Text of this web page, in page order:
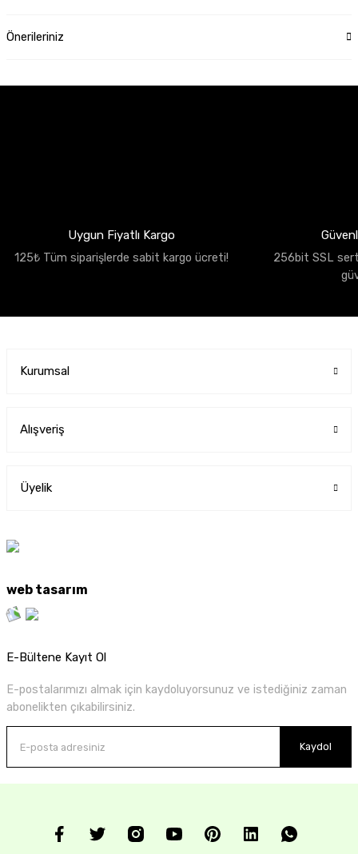
Önerileriniz
Uygun Fiyatlı Kargo
125₺ Tüm siparişlerde sabit kargo ücreti!
256bit SSL
Kurumsal
Alışveriş
Üyelik
web tasarım
E-Bültene Kayıt Ol
E-postalarımızı almak için kaydoluyorsunuz ve istediğiniz zaman
abonelikten çıkabilirsiniz.
Kaydol